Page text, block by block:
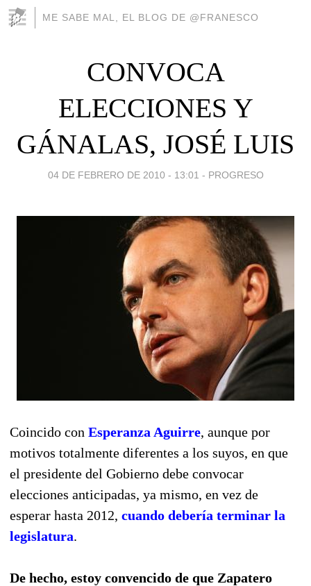
ME SABE MAL, EL BLOG DE @FRANESCO
CONVOCA
ELECCIONES Y
GÁNALAS, JOSÉ LUIS
04 DE FEBRERO DE 2010 - 13:01 - PROGRESO
Coincido con Esperanza Aguirre, aunque por
motivos totalmente diferentes a los suyos, en que
el presidente del Gobierno debe convocar
elecciones anticipadas, ya mismo, en vez de
esperar hasta 2012, cuando debería terminar la
legislatura.
De hecho, estoy convencido de que Zapatero